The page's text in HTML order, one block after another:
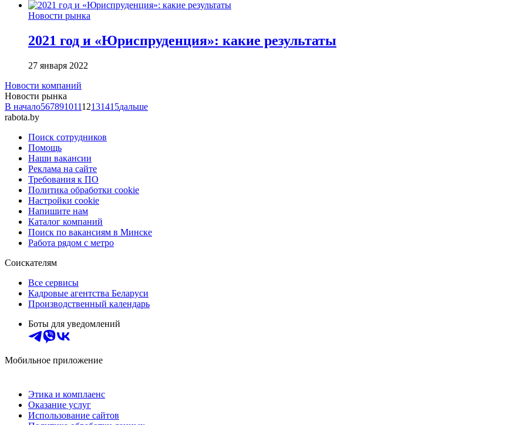
Новости рынка
2021 год и «Юриспруденция»: какие результаты
27 января 2022
Новости компаний
Новости рынка
В начало56789101112131415дальше
rabota.by
Поиск сотрудников
Помощь
Наши вакансии
Реклама на сайте
Требования к ПО
Политика обработки cookie
Настройки cookie
Напишите нам
Каталог компаний
Поиск по вакансиям в Минске
Работа рядом с метро
Соискателям
Все сервисы
Кадровые агентства Беларуси
Производственный календарь
Боты для уведомлений
Мобильное приложение
Этика и комплаенс
Оказание услуг
Использование сайтов